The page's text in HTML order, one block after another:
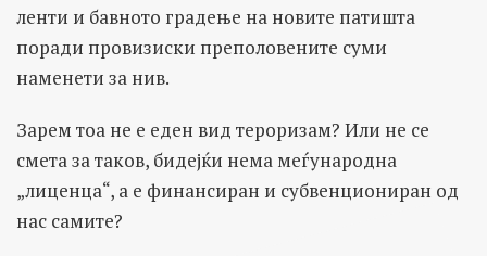
ленти и бавното градење на новите патишта
поради провизиски преполовените суми
наменети за нив.
Зарем тоа не е еден вид тероризам? Или не се
смета за таков, бидејќи нема меѓународна
„лиценца“, а е финансиран и субвенциониран од
нас самите?